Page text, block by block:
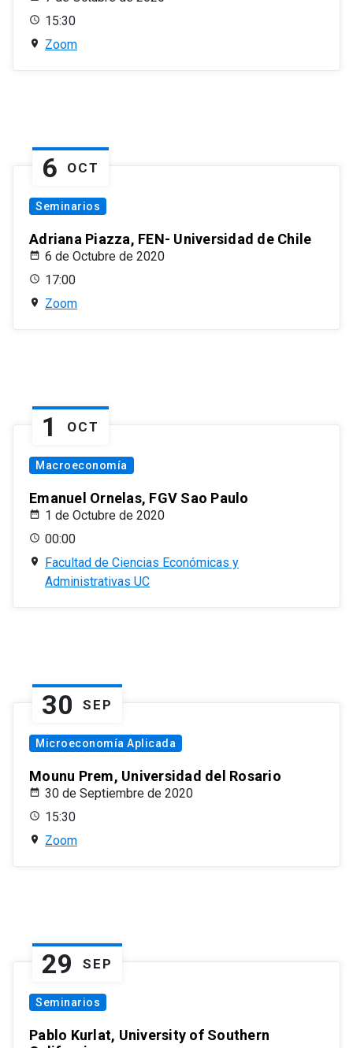
15:30
Zoom
6 OCT
Seminarios
Adriana Piazza, FEN- Universidad de Chile
6 de Octubre de 2020
17:00
Zoom
1 OCT
Macroeconomía
Emanuel Ornelas, FGV Sao Paulo
1 de Octubre de 2020
00:00
Facultad de Ciencias Económicas y
Administrativas UC
30 SEP
Microeconomía Aplicada
Mounu Prem, Universidad del Rosario
30 de Septiembre de 2020
15:30
Zoom
29 SEP
Seminarios
Pablo Kurlat, University of Southern